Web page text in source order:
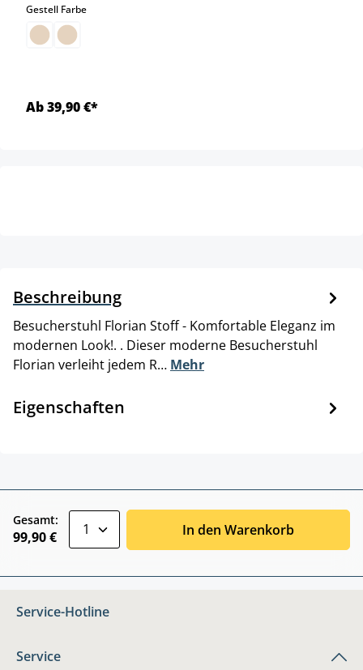
Gestell Farbeauswählen
Ab 39,90 €*
Beschreibung
Besucherstuhl Florian Stoff - Komfortable Eleganz im
modernen Look!. . Dieser moderne Besucherstuhl
Florian verleiht jedem R… Mehr
Eigenschaften
Gesamt:
99,90 € In den Warenkorb
Service-Hotline
Service